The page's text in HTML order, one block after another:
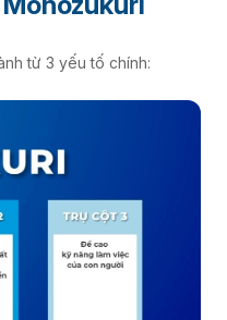
từ 3 yếu tố chính: